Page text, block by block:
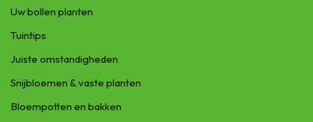
Uw bollen planten
Tuintips
Juiste omstandigheden
Snijbloemen & vaste planten
Bloempotten en bakken